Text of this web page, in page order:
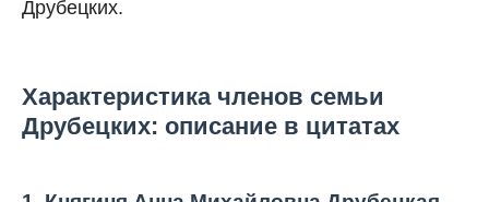
Друбецких.
Характеристика членов семьи
Друбецких: описание в цитатах